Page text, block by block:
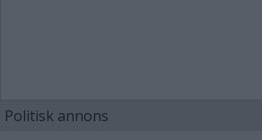
Politisk annons